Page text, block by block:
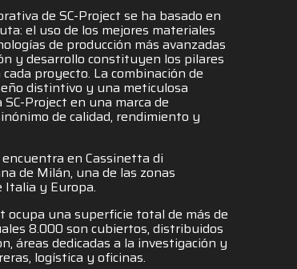
de SC-Project se ha basado en
el uso de los mejores materiales
de producción más avanzadas
y desarrollo constituyen los pilares
proyecto. La combinación de
distintivo y una meticulosa
Project en una marca de
de calidad, rendimiento y
en Cassinetta di
de Milán, una de las zonas
Italia y Europa.
ocupa una superficie total de más de
8.000 son cubiertos, distribuidos
áreas dedicadas a la investigación y
logística y oficinas.